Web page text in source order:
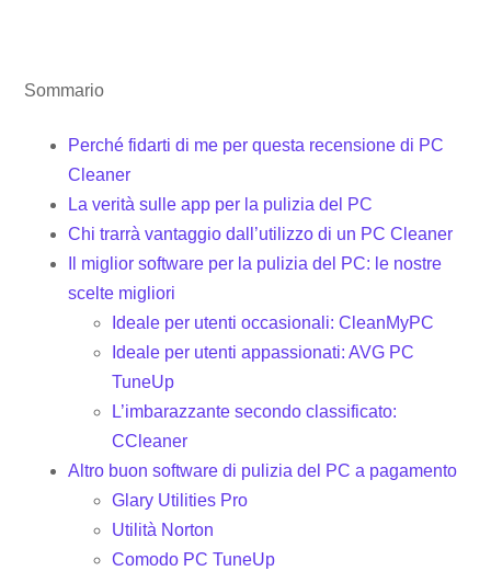
Sommario
Perché fidarti di me per questa recensione di PC
Cleaner
La verità sulle app per la pulizia del PC
Chi trarrà vantaggio dall’utilizzo di un PC Cleaner
Il miglior software per la pulizia del PC: le nostre
scelte migliori
Ideale per utenti occasionali: CleanMyPC
Ideale per utenti appassionati: AVG PC
TuneUp
L’imbarazzante secondo classificato:
CCleaner
Altro buon software di pulizia del PC a pagamento
Glary Utilities Pro
Utilità Norton
Comodo PC TuneUp